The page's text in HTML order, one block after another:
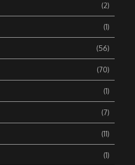
(2)
(1)
(56)
(70)
(1)
(7)
(11)
(1)